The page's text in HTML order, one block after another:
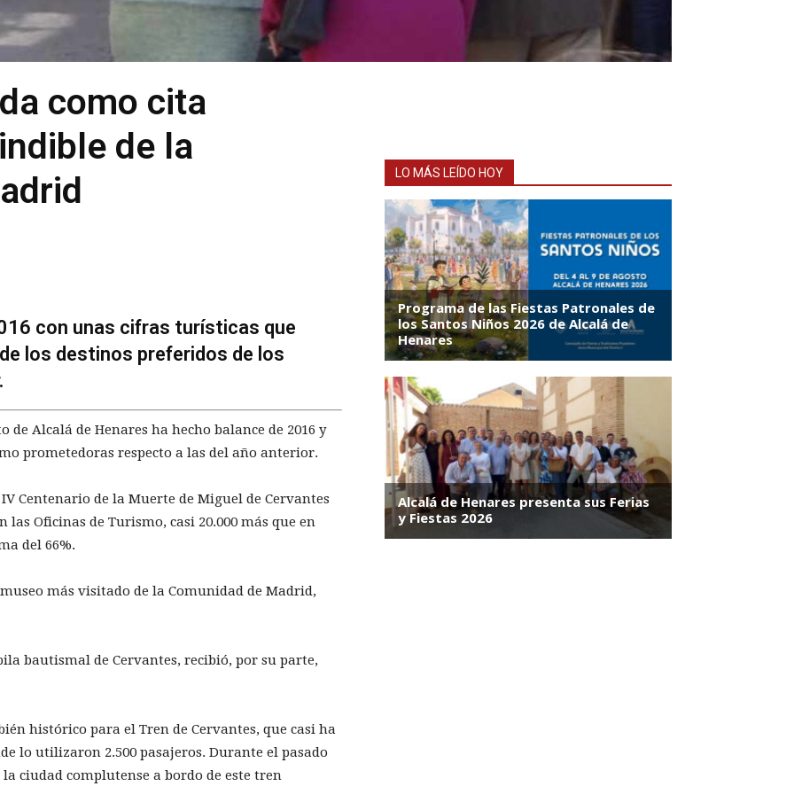
como cita
de la
con unas cifras turísticas que
los destinos preferidos de los
Alcalá de Henares ha hecho balance de 2016 y
prometedoras respecto a las del año anterior.
Centenario de la Muerte de Miguel de Cervantes
las Oficinas de Turismo, casi 20.000 más que en
del 66%.
más visitado de la Comunidad de Madrid,
bautismal de Cervantes, recibió, por su parte,
histórico para el Tren de Cervantes, que casi ha
lo utilizaron 2.500 pasajeros. Durante el pasado
ciudad complutense a bordo de este tren
LO MÁS LEÍDO HOY